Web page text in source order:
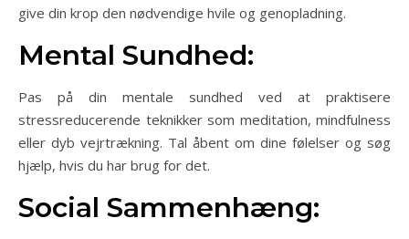
give din krop den nødvendige hvile og genopladning.
Mental Sundhed:
Pas på din mentale sundhed ved at praktisere
stressreducerende teknikker som meditation, mindfulness
eller dyb vejrtrækning. Tal åbent om dine følelser og søg
hjælp, hvis du har brug for det.
Social Sammenhæng: